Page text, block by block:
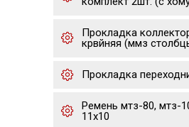
Прокладка
крвйняя (ммз
Прокладка
Ремень мтз-80, мтз-
11x10